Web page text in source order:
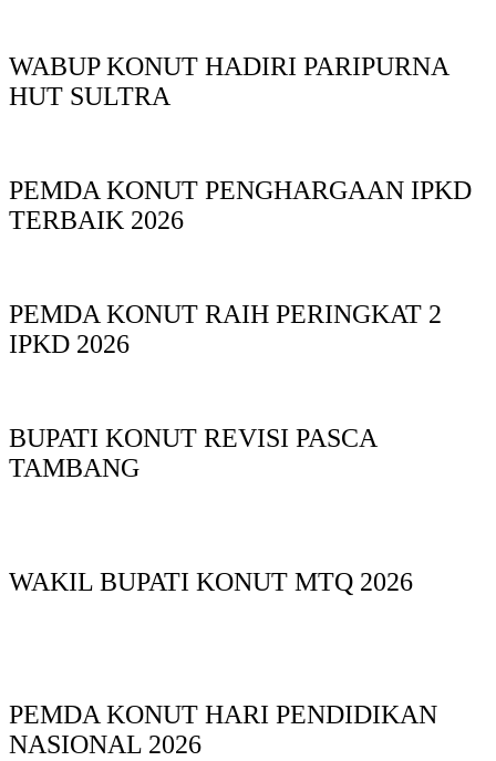
WABUP KONUT HADIRI PARIPURNA
HUT SULTRA
PEMDA KONUT PENGHARGAAN IPKD
TERBAIK 2026
PEMDA KONUT RAIH PERINGKAT 2
IPKD 2026
BUPATI KONUT REVISI PASCA
TAMBANG
WAKIL BUPATI KONUT MTQ 2026
PEMDA KONUT HARI PENDIDIKAN
NASIONAL 2026